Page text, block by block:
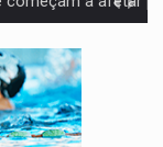
possível base secreta no satélite
destrói carro que era rebocado para oficina
moto na frente do bar